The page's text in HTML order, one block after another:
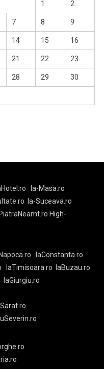
1 2
7 8 9
14 15 16
21 22 23
28 29 30
la-Masa.ro
la-Suceava.ro
High-
laConstanta.ro
laTimisoara.ro
laBuzau.ro
laGiurgiu.ro